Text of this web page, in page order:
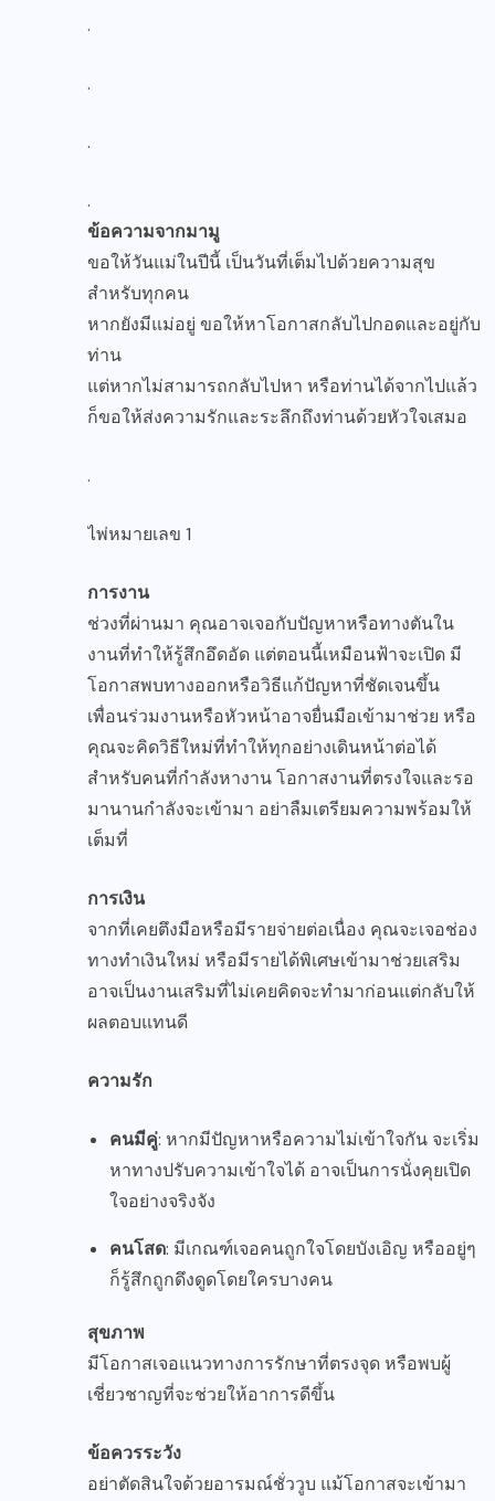
.
.
.
.
ข้อความจากมามู
ขอให้วันแม่ในปีนี้ เป็นวันที่เต็มไปด้วยความสุข
สำหรับทุกคน
หากยังมีแม่อยู่ ขอให้หาโอกาสกลับไปกอดและอยู่กับ
ท่าน
แต่หากไม่สามารถกลับไปหา หรือท่านได้จากไปแล้ว
ก็ขอให้ส่งความรักและระลึกถึงท่านด้วยหัวใจเสมอ
.
ไพ่หมายเลข 1
การงาน
ช่วงที่ผ่านมา คุณอาจเจอกับปัญหาหรือทางตันใน
งานที่ทำให้รู้สึกอึดอัด แต่ตอนนี้เหมือนฟ้าจะเปิด มี
โอกาสพบทางออกหรือวิธีแก้ปัญหาที่ชัดเจนขึ้น
เพื่อนร่วมงานหรือหัวหน้าอาจยื่นมือเข้ามาช่วย หรือ
คุณจะคิดวิธีใหม่ที่ทำให้ทุกอย่างเดินหน้าต่อได้
สำหรับคนที่กำลังหางาน โอกาสงานที่ตรงใจและรอ
มานานกำลังจะเข้ามา อย่าลืมเตรียมความพร้อมให้
เต็มที่
การเงิน
จากที่เคยตึงมือหรือมีรายจ่ายต่อเนื่อง คุณจะเจอช่อง
ทางทำเงินใหม่ หรือมีรายได้พิเศษเข้ามาช่วยเสริม
อาจเป็นงานเสริมที่ไม่เคยคิดจะทำมาก่อนแต่กลับให้
ผลตอบแทนดี
ความรัก
คนมีคู่: หากมีปัญหาหรือความไม่เข้าใจกัน จะเริ่ม
หาทางปรับความเข้าใจได้ อาจเป็นการนั่งคุยเปิด
ใจอย่างจริงจัง
คนโสด: มีเกณฑ์เจอคนถูกใจโดยบังเอิญ หรืออยู่ๆ
ก็รู้สึกถูกดึงดูดโดยใครบางคน
สุขภาพ
มีโอกาสเจอแนวทางการรักษาที่ตรงจุด หรือพบผู้
เชี่ยวชาญที่จะช่วยให้อาการดีขึ้น
ข้อควรระวัง
อย่าตัดสินใจด้วยอารมณ์ชั่ววูบ แม้โอกาสจะเข้ามา